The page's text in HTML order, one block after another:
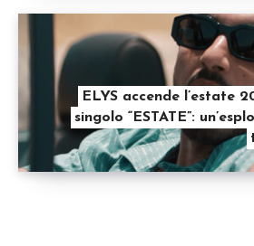
ELYS accende l’estate
singolo “ESTATE”: